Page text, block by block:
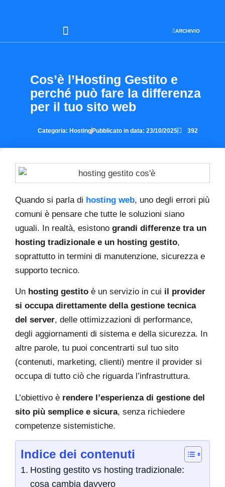
ARCHIVIO
Cos’è l’Hosting Gestito e
perché può fare la differenza
per il tuo sito web
Categoria: Hosting Pubblicato in data: 23/10/2025 392
Quando si parla di hosting web, uno degli errori più
comuni è pensare che tutte le soluzioni siano
uguali. In realtà, esistono grandi differenze tra un
hosting tradizionale e un hosting gestito,
soprattutto in termini di manutenzione, sicurezza e
supporto tecnico.
Un hosting gestito è un servizio in cui il provider
si occupa direttamente della gestione tecnica
del server, delle ottimizzazioni di performance,
degli aggiornamenti di sistema e della sicurezza. In
altre parole, tu puoi concentrarti sul tuo sito
(contenuti, marketing, clienti) mentre il provider si
occupa di tutto ciò che riguarda l’infrastruttura.
L’obiettivo è rendere l’esperienza di gestione del
sito più semplice e sicura, senza richiedere
competenze sistemistiche.
Indice dei contenuti
Hosting gestito vs hosting tradizionale:
cosa cambia davvero